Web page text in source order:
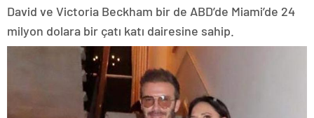
David ve Victoria Beckham bir de ABD’de Miami’de 24
milyon dolara bir çatı katı dairesine sahip.